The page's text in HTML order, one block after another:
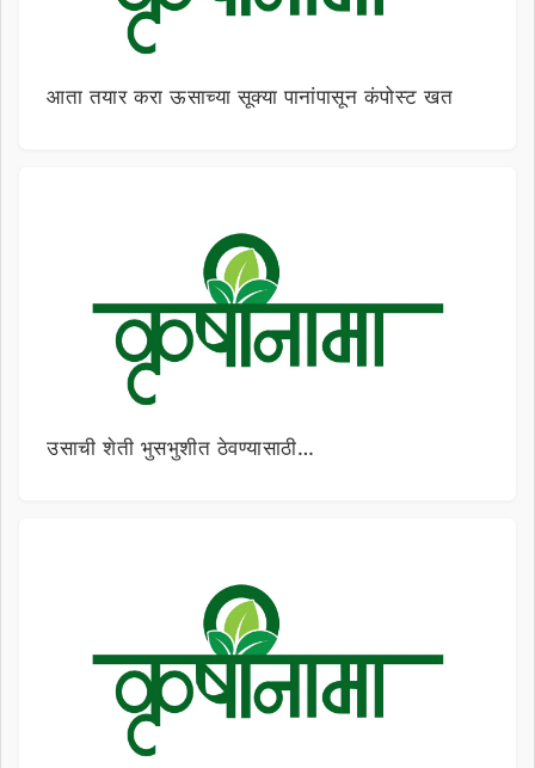
आता तयार करा ऊसाच्या सूक्या पानांपासून कंपोस्ट खत
उसाची शेती भुसभुशीत ठेवण्यासाठी…